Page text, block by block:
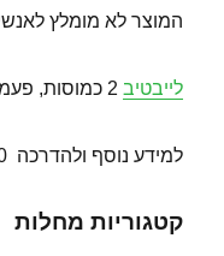
המוצר לא מומלץ
לייבטיב
למידע נוסף ולהדרכה 03-5399000
קטגוריות מחלות